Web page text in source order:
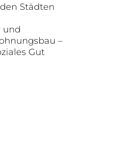
Städten
und
–
Gut